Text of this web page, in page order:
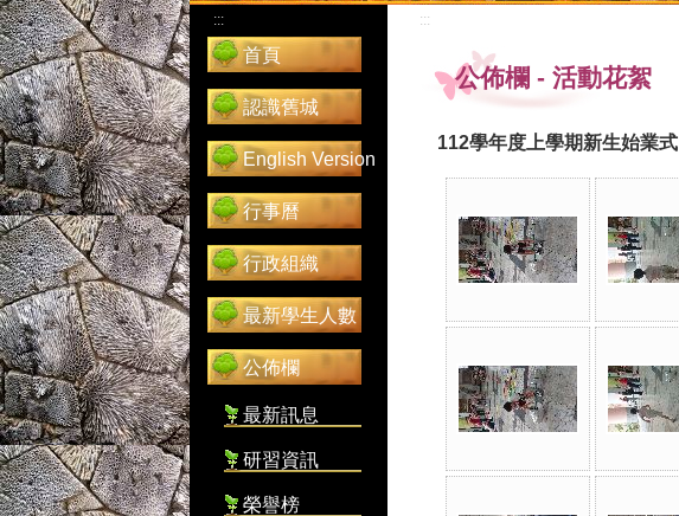
:::
首頁
認識舊城
English Version
行事曆
行政組織
最新學生人數
公佈欄
最新訊息
研習資訊
榮譽榜
:::
公佈欄 - 活動花絮
112學年度上學期新生始業式